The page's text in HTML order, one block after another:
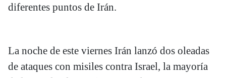
diferentes puntos de Irán.
La noche de este viernes Irán lanzó dos oleadas
de ataques con misiles contra Israel, la mayoría